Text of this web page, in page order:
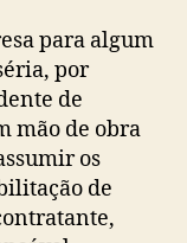
para algum
por
de
mão de obra
os
de